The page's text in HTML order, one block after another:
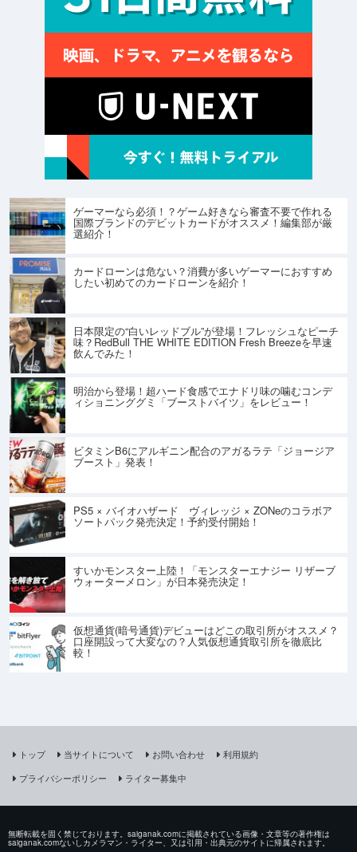
ゲーマーなら必須！？ゲーム好きなら審査不要で作れる
国際ブランドのデビットカードがオススメ！編集部が厳
選紹介！
カードローンは危ない？消費が多いゲーマーにおすすめ
したい初めてのカードローンを紹介！
日本限定の“白いレッドブル”が登場！フレッシュなピーチ
味？RedBull THE WHITE EDITION Fresh Breezeを早速
飲んでみた！
明治から登場！超ハード食感でエナドリ味の噛むコンデ
ィショニンググミ「ブーストバイツ」をレビュー！
ビタミンB6にアルギニン配合のアガるラテ「ジョージア
ブースト」発表！
PS5 × バイオハザード ヴィレッジ × ZONeのコラボア
ソートパック発売決定！予約受付開始！
すいかモンスター上陸！「モンスターエナジー リザーブ
ウォーターメロン」が日本発売決定！
仮想通貨(暗号通貨)デビューはどこの取引所がオススメ？
口座開設って大変なの？人気仮想通貨取引所を徹底比
較！
トップ 当サイトについて お問い合わせ
利用規約
プライバシーポリシー
ライター募集中
無断転載を固く禁じております。saiganak.comに掲載されている画像・文章等の著作権は
saiganak.comないしカメラマン・ライター、又は引用・出典元のサイトに帰属されます。